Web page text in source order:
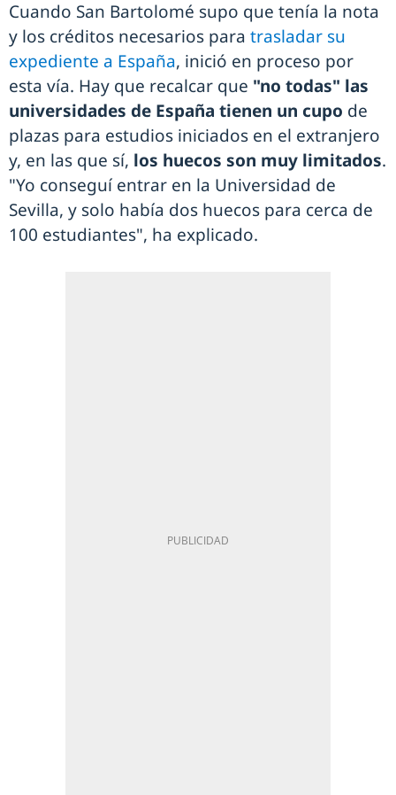
Cuando San Bartolomé supo que tenía la nota
y los créditos necesarios para trasladar su
expediente a España, inició en proceso por
esta vía. Hay que recalcar que "no todas" las
universidades de España tienen un cupo de
plazas para estudios iniciados en el extranjero
y, en las que sí, los huecos son muy limitados.
"Yo conseguí entrar en la Universidad de
Sevilla, y solo había dos huecos para cerca de
100 estudiantes", ha explicado.